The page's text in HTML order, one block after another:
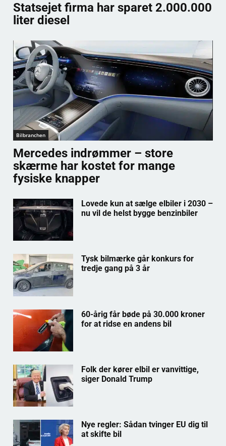
Statsejet firma har sparet 2.000.000
liter diesel
Bilbranchen
Mercedes indrømmer – store
skærme har kostet for mange
fysiske knapper
Lovede kun at sælge elbiler i 2030 –
nu vil de helst bygge benzinbiler
Tysk bilmærke går konkurs for
tredje gang på 3 år
60-årig får bøde på 30.000 kroner
for at ridse en andens bil
Folk der kører elbil er vanvittige,
siger Donald Trump
Nye regler: Sådan tvinger EU dig til
at skifte bil